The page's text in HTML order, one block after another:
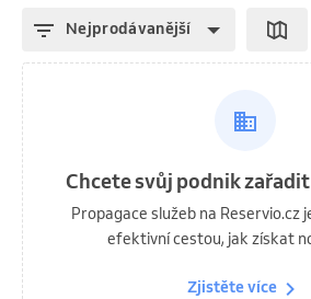
Nejprodávanější
Chcete svůj podnik
Propagace služeb na Reservio.cz
efektivní cestou, jak získat
Zjistěte více